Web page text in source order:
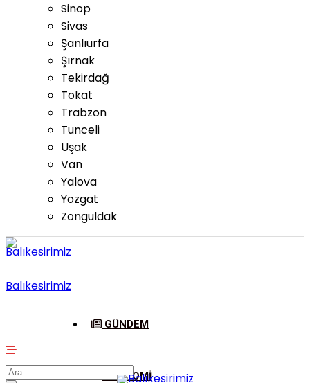
Sinop
Sivas
Şanlıurfa
Şırnak
Tekirdağ
Tokat
Trabzon
Tunceli
Uşak
Van
Yalova
Yozgat
Zonguldak
Balıkesirimiz
GÜNDEM
EKONOMI